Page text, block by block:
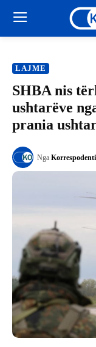
LAJME
SHBA nis
ushtarëve
prania
Nga Korrespodenti